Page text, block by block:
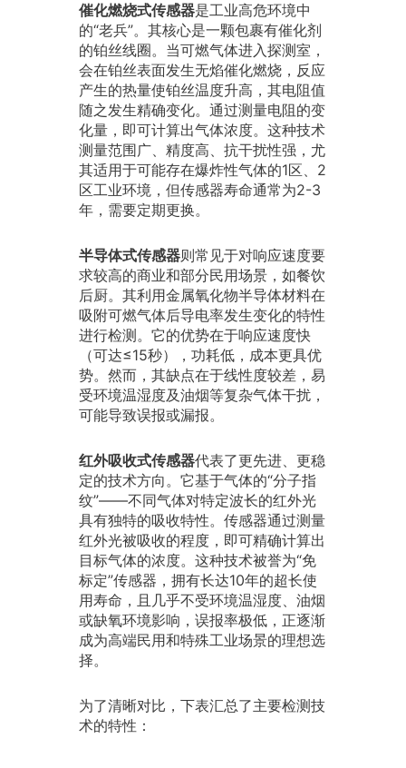
催化燃烧式传感器是工业高危环境中
的“老兵”。其核心是一颗包裹有催化剂
的铂丝线圈。当可燃气体进入探测室，
会在铂丝表面发生无焰催化燃烧，反应
产生的热量使铂丝温度升高，其电阻值
随之发生精确变化。通过测量电阻的变
化量，即可计算出气体浓度。这种技术
测量范围广、精度高、抗干扰性强，尤
其适用于可能存在爆炸性气体的1区、2
区工业环境，但传感器寿命通常为2-3
年，需要定期更换。
半导体式传感器则常见于对响应速度要
求较高的商业和部分民用场景，如餐饮
后厨。其利用金属氧化物半导体材料在
吸附可燃气体后导电率发生变化的特性
进行检测。它的优势在于响应速度快
（可达≤15秒），功耗低，成本更具优
势。然而，其缺点在于线性度较差，易
受环境温湿度及油烟等复杂气体干扰，
可能导致误报或漏报。
红外吸收式传感器代表了更先进、更稳
定的技术方向。它基于气体的“分子指
纹”——不同气体对特定波长的红外光
具有独特的吸收特性。传感器通过测量
红外光被吸收的程度，即可精确计算出
目标气体的浓度。这种技术被誉为“免
标定”传感器，拥有长达10年的超长使
用寿命，且几乎不受环境温湿度、油烟
或缺氧环境影响，误报率极低，正逐渐
成为高端民用和特殊工业场景的理想选
择。
为了清晰对比，下表汇总了主要检测技
术的特性：